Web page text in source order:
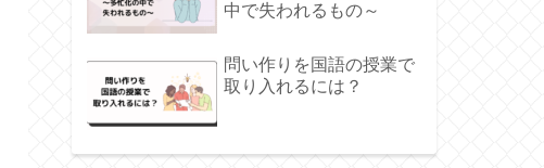
中で失われるもの～
問い作りを国語の授業で
取り入れるには？